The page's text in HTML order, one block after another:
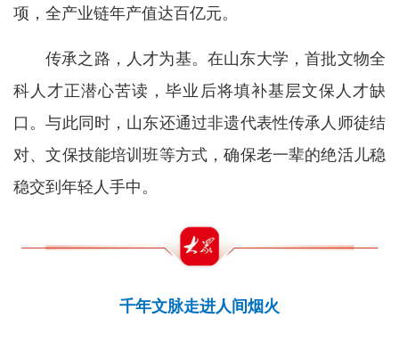
项，全产业链年产值达百亿元。
传承之路，人才为基。在山东大学，首批文物全
科人才正潜心苦读，毕业后将填补基层文保人才缺
口。与此同时，山东还通过非遗代表性传承人师徒结
对、文保技能培训班等方式，确保老一辈的绝活儿稳
稳交到年轻人手中。
千年文脉走进人间烟火